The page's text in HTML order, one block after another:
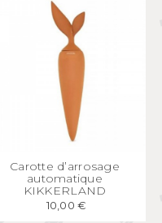
APERÇU
Carotte d’arrosage
automatique
KIKKERLAND
10,00 €